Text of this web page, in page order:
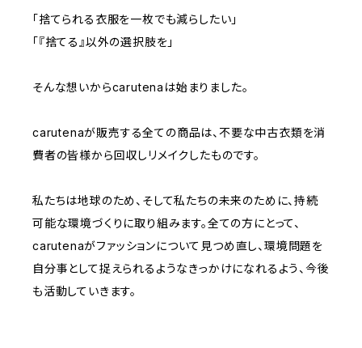
「捨てられる衣服を一枚でも減らしたい」
「『捨てる』以外の選択肢を」
そんな想いからcarutenaは始まりました。
carutenaが販売する全ての商品は、不要な中古衣類を消
費者の皆様から回収しリメイクしたものです。
私たちは地球のため、そして私たちの未来のために、持続
可能な環境づくりに取り組みます。全ての方にとって、
carutenaがファッションについて見つめ直し、環境問題を
自分事として捉えられるようなきっかけになれるよう、今後
も活動していきます。